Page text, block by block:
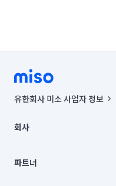
유한회사 미소 사업자 정보
00019 |
주소 | 본사: 서울특별시 종로
컨택센터 : 서울특별시 종로구
회사
채용
파트너